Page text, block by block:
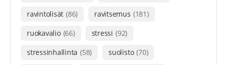
ravintolisät (86) ravitsemus (181)
ruokavalio (66) stressi (92)
stressinhallinta (58) suolisto (70)